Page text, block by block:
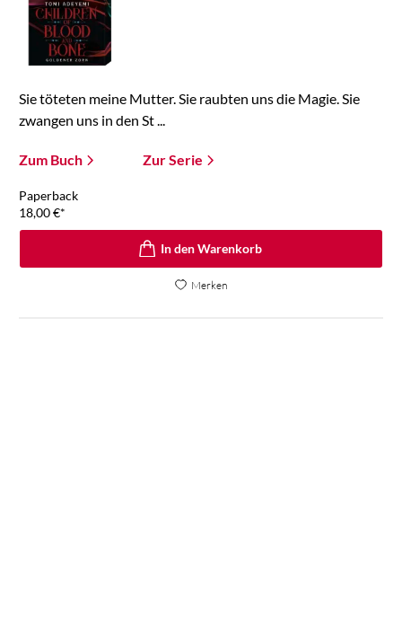
Sie töteten meine Mutter. Sie raubten uns die Magie. Sie
zwangen uns in den St ...
Zum Buch Zur Serie
Paperback
18,00€*
In den Warenkorb
Merken